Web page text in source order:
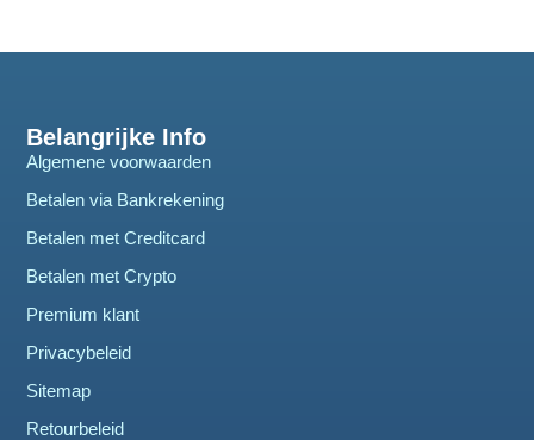
Belangrijke Info
Algemene voorwaarden
Betalen via Bankrekening
Betalen met Creditcard
Betalen met Crypto
Premium klant
Privacybeleid
Sitemap
Retourbeleid